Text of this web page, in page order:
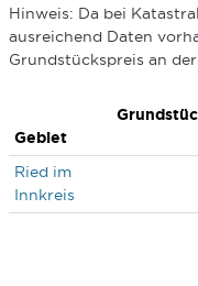
Hinweis: Da bei
ausreichend Daten
Grundstückspreis an
Gebiet
Ried im
Innkreis